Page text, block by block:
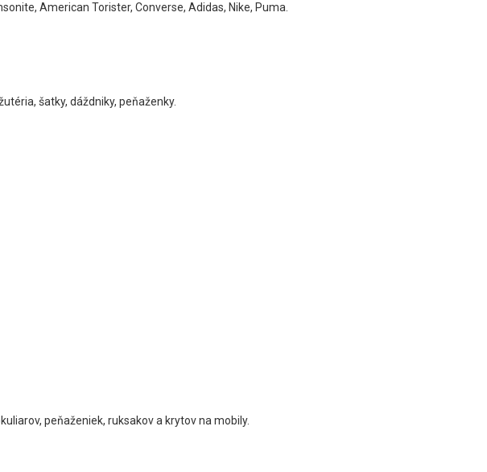
American Torister, Converse, Adidas, Nike, Puma.
šatky, dáždniky, peňaženky.
peňaženiek, ruksakov a krytov na mobily.